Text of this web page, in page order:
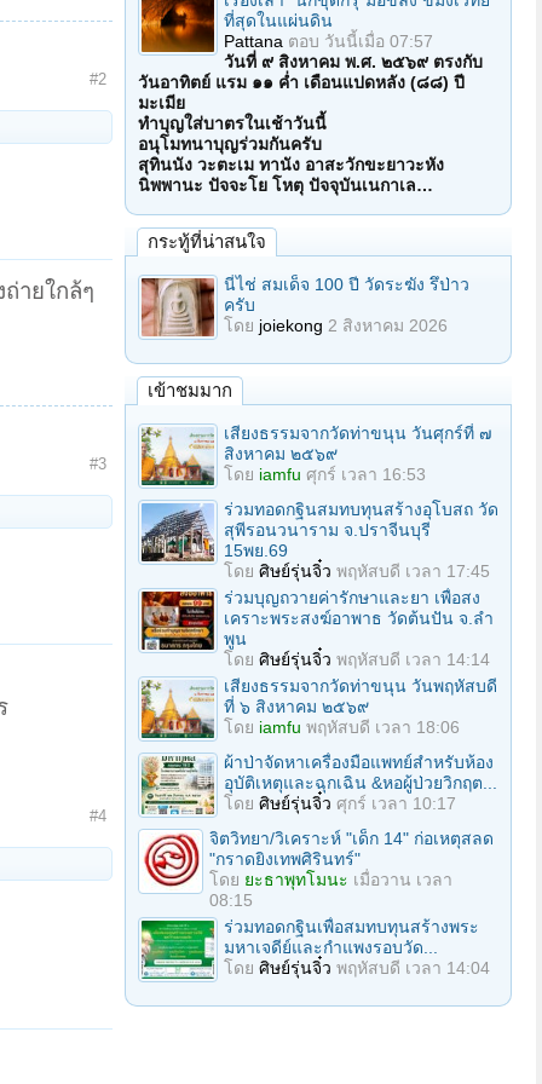
#2
ายใกล้ๆ
#3
#4
ที่สุดในแผ่นดิน
Pattana ตอบ วันนี้เมื่อ 07:57
วันที่ ๙ สิงหาคม พ.ศ. ๒๕๖๙ ตรงกับ
วันอาทิตย์ แรม ๑๑ ค่ำ เดือนแปดหลัง (๘๘) ปี
มะเมีย
ทำบุญใส่บาตรในเช้าวันนี้
อนุโมทนาบุญร่วมกันครับ
สุทินนัง วะตะเม ทานัง อาสะวักขะยาวะหัง
นิพพานะ ปัจจะโย โหตุ ปัจจุบันเนกาเล…
กระทู้ที่น่าสนใจ
นี่ไช่ สมเด็จ 100 ปี วัดระฆัง รึป่าว
ครับ
โดย joiekong 2 สิงหาคม 2026
เข้าชมมาก
เสียงธรรมจากวัดท่าขนุน วันศุกร์ที่ ๗
สิงหาคม ๒๕๖๙
โดย iamfu ศุกร์ เวลา 16:53
ร่วมทอดกฐินสมทบทุนสร้างอุโบสถ วัด
สุพีรอนวนาราม จ.ปราจีนบุรี
15พย.69
โดย ศิษย์รุ่นจิ๋ว พฤหัสบดี เวลา 17:45
ร่วมบุญถวายค่ารักษาและยา เพื่อสง
เคราะพระสงฆ์อาพาธ วัดต้นปัน จ.ลํา
พูน
โดย ศิษย์รุ่นจิ๋ว พฤหัสบดี เวลา 14:14
เสียงธรรมจากวัดท่าขนุน วันพฤหัสบดี
ที่ ๖ สิงหาคม ๒๕๖๙
โดย iamfu พฤหัสบดี เวลา 18:06
ผ้าป่าจัดหาเครื่องมือแพทย์สำหรับห้อง
อุบัติเหตุและฉุกเฉิน &หอผู้ป่วยวิกฤต...
โดย ศิษย์รุ่นจิ๋ว ศุกร์ เวลา 10:17
จิตวิทยา/วิเคราะห์ "เด็ก 14" ก่อเหตุสลด
"กราดยิงเทพศิรินทร์"
โดย ยะธาพุทโมนะ เมื่อวาน เวลา
08:15
ร่วมทอดกฐินเพื่อสมทบทุนสร้างพระ
มหาเจดีย์และกำแพงรอบวัด...
โดย ศิษย์รุ่นจิ๋ว พฤหัสบดี เวลา 14:04